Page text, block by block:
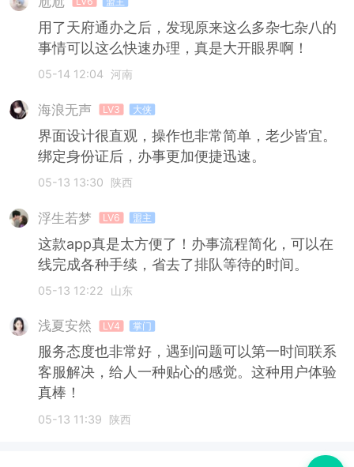
用了天府通办之后，发现原来这么多杂七杂八的
事情可以这么快速办理，真是大开眼界啊！
05-14 12:04 河南
海浪无声 LV3 大侠
界面设计很直观，操作也非常简单，老少皆宜。
绑定身份证后，办事更加便捷迅速。
05-13 13:30 陕西
浮生若梦 LV6 盟主
这款app真是太方便了！办事流程简化，可以在
线完成各种手续，省去了排队等待的时间。
05-13 12:22 山东
浅夏安然 LV4 掌门
服务态度也非常好，遇到问题可以第一时间联系
客服解决，给人一种贴心的感觉。这种用户体验
真棒！
05-13 11:39 陕西